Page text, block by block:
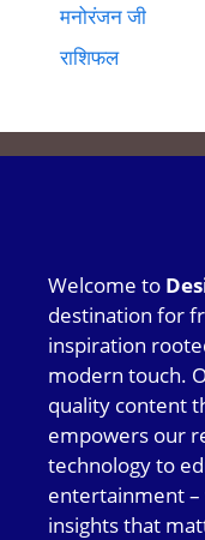
मनोरंजन जी
राशिफल
Welcome to
destination for
inspiration
modern touch.
quality content
empowers our
technology to
entertainment –
insights that